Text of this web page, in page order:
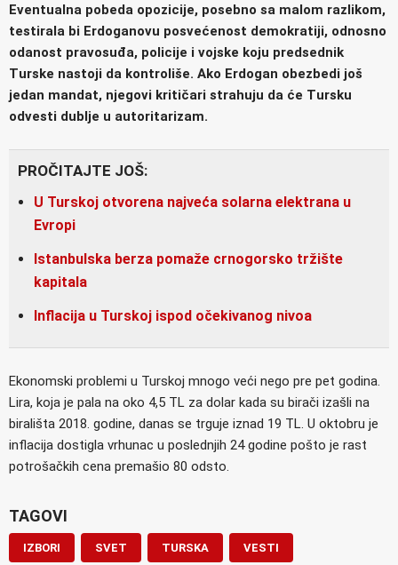
Eventualna pobeda opozicije, posebno sa malom razlikom,
testirala bi Erdoganovu posvećenost demokratiji, odnosno
odanost pravosuđa, policije i vojske koju predsednik
Turske nastoji da kontroliše. Ako Erdogan obezbedi još
jedan mandat, njegovi kritičari strahuju da će Tursku
odvesti dublje u autoritarizam.
PROČITAJTE JOŠ:
U Turskoj otvorena najveća solarna elektrana u
Evropi
Istanbulska berza pomaže crnogorsko tržište
kapitala
Inflacija u Turskoj ispod očekivanog nivoa
Ekonomski problemi u Turskoj mnogo veći nego pre pet godina.
Lira, koja je pala na oko 4,5 TL za dolar kada su birači izašli na
birališta 2018. godine, danas se trguje iznad 19 TL. U oktobru je
inflacija dostigla vrhunac u poslednjih 24 godine pošto je rast
potrošačkih cena premašio 80 odsto.
TAGOVI
IZBORI SVET TURSKA VESTI